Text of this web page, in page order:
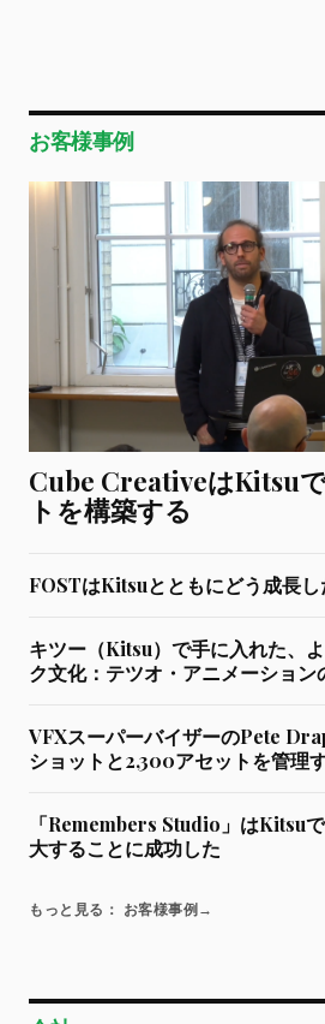
お客様事例
Cube CreativeはKitsu
トを構築する
FOSTはKitsuとともにどう成長し
キツー（Kitsu）で手に入れた、
ク文化：テツオ・アニメーション
VFXスーパーバイザーのPete
ショットと2,300アセットを管理
「Remembers Studio」はKitsu
大することに成功した
もっと見る： お客様事例→